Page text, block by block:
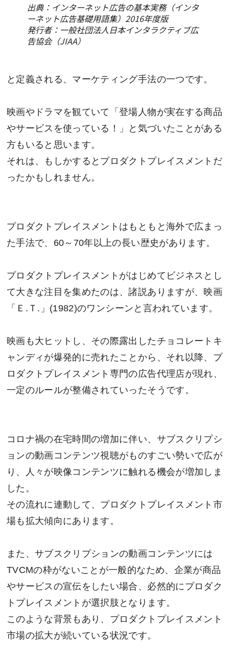
出典：インターネット広告の基本実務（インタ
ーネット広告基礎用語集）2016年度版
発行者：一般社団法人日本インタラクティブ広
告協会（JIAA）
と定義される、マーケティング手法の一つです。
映画やドラマを観ていて「登場人物が実在する商品
やサービスを使っている！」と気づいたことがある
方もいると思います。
それは、もしかするとプロダクトプレイスメントだ
ったかもしれません。
プロダクトプレイスメントはもともと海外で広まっ
た手法で、60～70年以上の長い歴史があります。
プロダクトプレイスメントがはじめてビジネスとし
て大きな注目を集めたのは、諸説ありますが、映画
「Ｅ.Ｔ.」(1982)のワンシーンと言われています。
映画も大ヒットし、その際露出したチョコレートキ
ャンディが爆発的に売れたことから、それ以降、プ
ロダクトプレイスメント専門の広告代理店が現れ、
一定のルールが整備されていったそうです。
コロナ禍の在宅時間の増加に伴い、サブスクリプシ
ョンの動画コンテンツ視聴がものすごい勢いで広が
り、人々が映像コンテンツに触れる機会が増加しま
した。
その流れに連動して、プロダクトプレイスメント市
場も拡大傾向にあります。
また、サブスクリプションの動画コンテンツには
TVCMの枠がないことが一般的なため、企業が商品
やサービスの宣伝をしたい場合、必然的にプロダク
トプレイスメントが選択肢となります。
このような背景もあり、プロダクトプレイスメント
市場の拡大が続いている状況です。